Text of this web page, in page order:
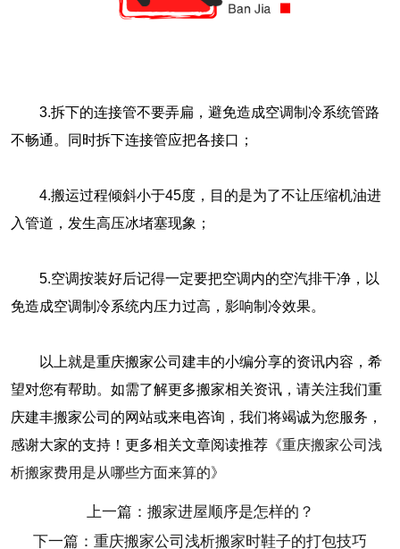
3.拆下的连接管不要弄扁，避免造成空调制冷系统管路
不畅通。同时拆下连接管应把各接口；
4.搬运过程倾斜小于45度，目的是为了不让压缩机油进
入管道，发生高压冰堵塞现象；
5.空调按装好后记得一定要把空调内的空汽排干净，以
免造成空调制冷系统内压力过高，影响制冷效果。
以上就是重庆搬家公司建丰的小编分享的资讯内容，希
望对您有帮助。如需了解更多搬家相关资讯，请关注我们重
庆建丰搬家公司的网站或来电咨询，我们将竭诚为您服务，
感谢大家的支持！更多相关文章阅读推荐《重庆搬家公司浅
析搬家费用是从哪些方面来算的》
上一篇：搬家进屋顺序是怎样的？
下一篇：重庆搬家公司浅析搬家时鞋子的打包技巧